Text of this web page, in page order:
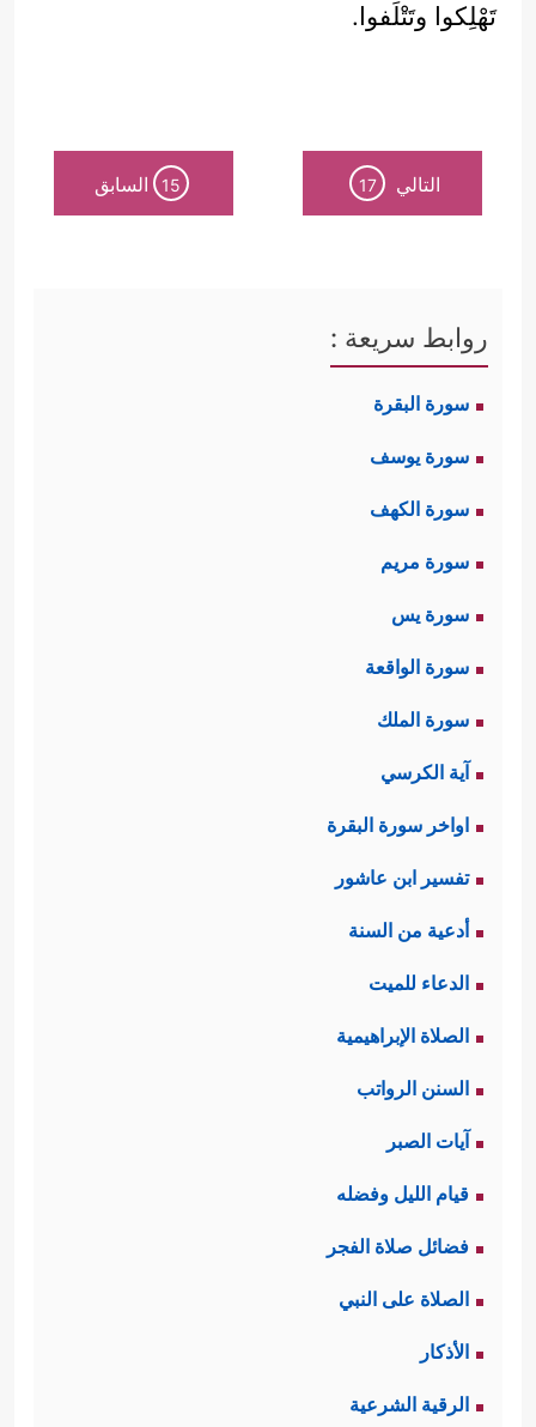
تَهْلِكوا وتَتْلَفوا.
التالي 17
15 السابق
روابط سريعة :
سورة البقرة
سورة يوسف
سورة الكهف
سورة مريم
سورة يس
سورة الواقعة
سورة الملك
آية الكرسي
اواخر سورة البقرة
تفسير ابن عاشور
أدعية من السنة
الدعاء للميت
الصلاة الإبراهيمية
السنن الرواتب
آيات الصبر
قيام الليل وفضله
فضائل صلاة الفجر
الصلاة على النبي
الأذكار
الرقية الشرعية